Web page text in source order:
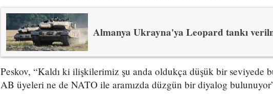
Almanya Ukrayna'ya Leopard tankı
Peskov, “Kaldı ki ilişkilerimiz şu anda oldukça düşük bir seviyede
AB üyeleri ne de NATO ile aramızda düzgün bir diyalog